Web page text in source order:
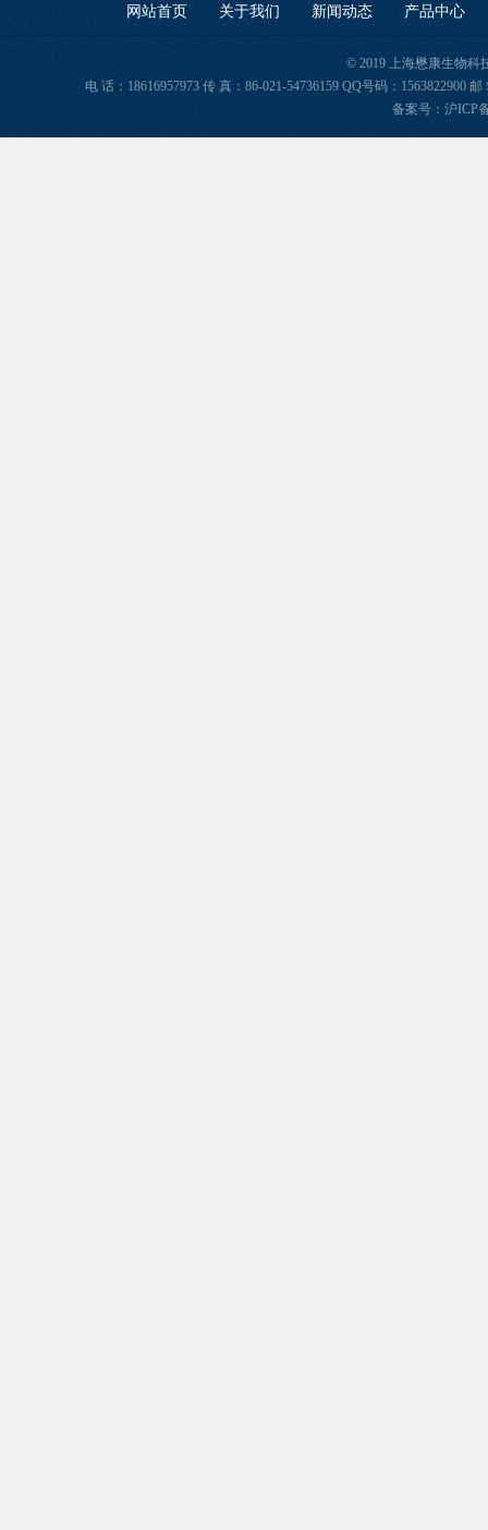
网站首页 关于我们 新闻动态 产品中心
© 2019 上海懋康生物科
电 话：18616957973 传 真：86-021-54736159 QQ号码：1563822900
备案号： 沪ICP